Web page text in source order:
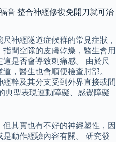
音 整合神經修復免開刀就可治
神經隧道症候群的常見症狀，
間空隙的皮膚乾燥，醫生會用
是否會導致刺痛感。 由於尺
，醫生也會順便檢查肘部。
幹及其分支受到外界直接或間
典型表現運動障礙、感覺障礙
其實也有不好的神經塑性，因
動作經驗內容有關。 研究發